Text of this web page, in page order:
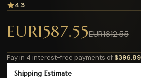
4.3
EUR1587.55EUR1612.55
Pay in 4 interest-free payments of $396.89
Shipping Estimate